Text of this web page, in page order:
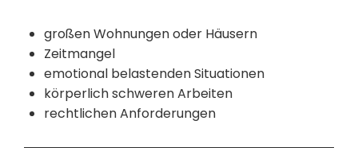
großen Wohnungen oder Häusern
Zeitmangel
emotional belastenden Situationen
körperlich schweren Arbeiten
rechtlichen Anforderungen